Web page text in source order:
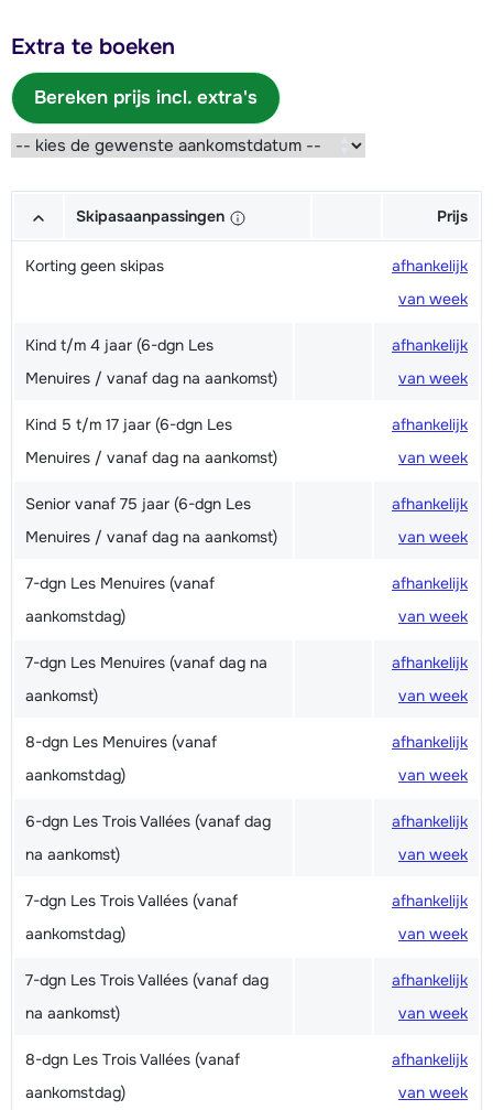
Extra te boeken
Bereken prijs incl. extra's
Skipasaanpassingen Prijs
Korting geen skipas
afhankelijk
van week
Kind t/m 4 jaar (6-dgn Les
Menuires / vanaf dag na aankomst)
afhankelijk
van week
Kind 5 t/m 17 jaar (6-dgn Les
Menuires / vanaf dag na aankomst)
afhankelijk
van week
Senior vanaf 75 jaar (6-dgn Les
Menuires / vanaf dag na aankomst)
afhankelijk
van week
7-dgn Les Menuires (vanaf
aankomstdag)
afhankelijk
van week
7-dgn Les Menuires (vanaf dag na
aankomst)
afhankelijk
van week
8-dgn Les Menuires (vanaf
aankomstdag)
afhankelijk
van week
6-dgn Les Trois Vallées (vanaf dag
na aankomst)
afhankelijk
van week
7-dgn Les Trois Vallées (vanaf
aankomstdag)
afhankelijk
van week
7-dgn Les Trois Vallées (vanaf dag
na aankomst)
afhankelijk
van week
8-dgn Les Trois Vallées (vanaf
aankomstdag)
afhankelijk
van week